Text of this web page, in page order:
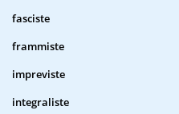
fasciste
frammiste
impreviste
integraliste